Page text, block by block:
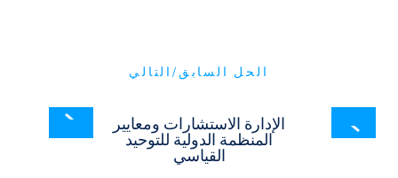
الحل السابق/التالي
الإدارة الاستشارات ومعايير
المنظمة الدولية للتوحيد
القياسي